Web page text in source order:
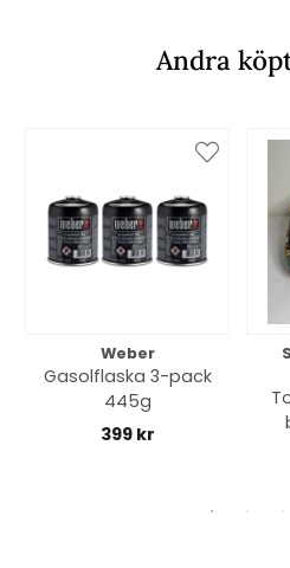
Andra
Weber
Gasolflaska 3-pack
445g
399 kr